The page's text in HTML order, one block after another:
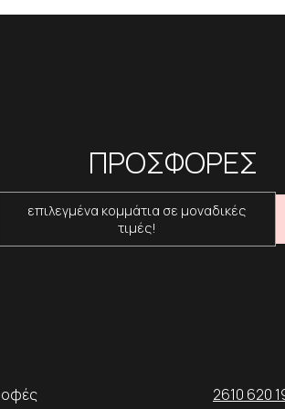
ΠΡΟΣΦΟΡΕΣ
επιλεγμένα κομμάτια σε μοναδικές
τιμές!
2610 620